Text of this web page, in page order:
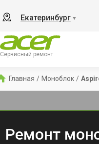
Екатеринбург ▼
Сервисный ремонт
Главная / Моноблок /
Ремонт